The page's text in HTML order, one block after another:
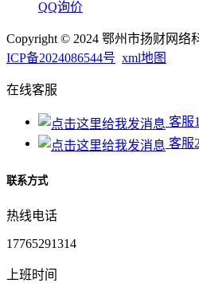
QQ询价
Copyright © 2024 鄂州市扬财网络
ICP备2024086544号 xml地图
在线客服
客服1
客服2
联系方式
热线电话
17765291314
上班时间